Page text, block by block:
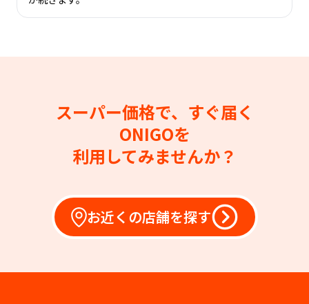
スーパー価格で、すぐ届く
ONIGOを
利用してみませんか？
お近くの店舗を探す